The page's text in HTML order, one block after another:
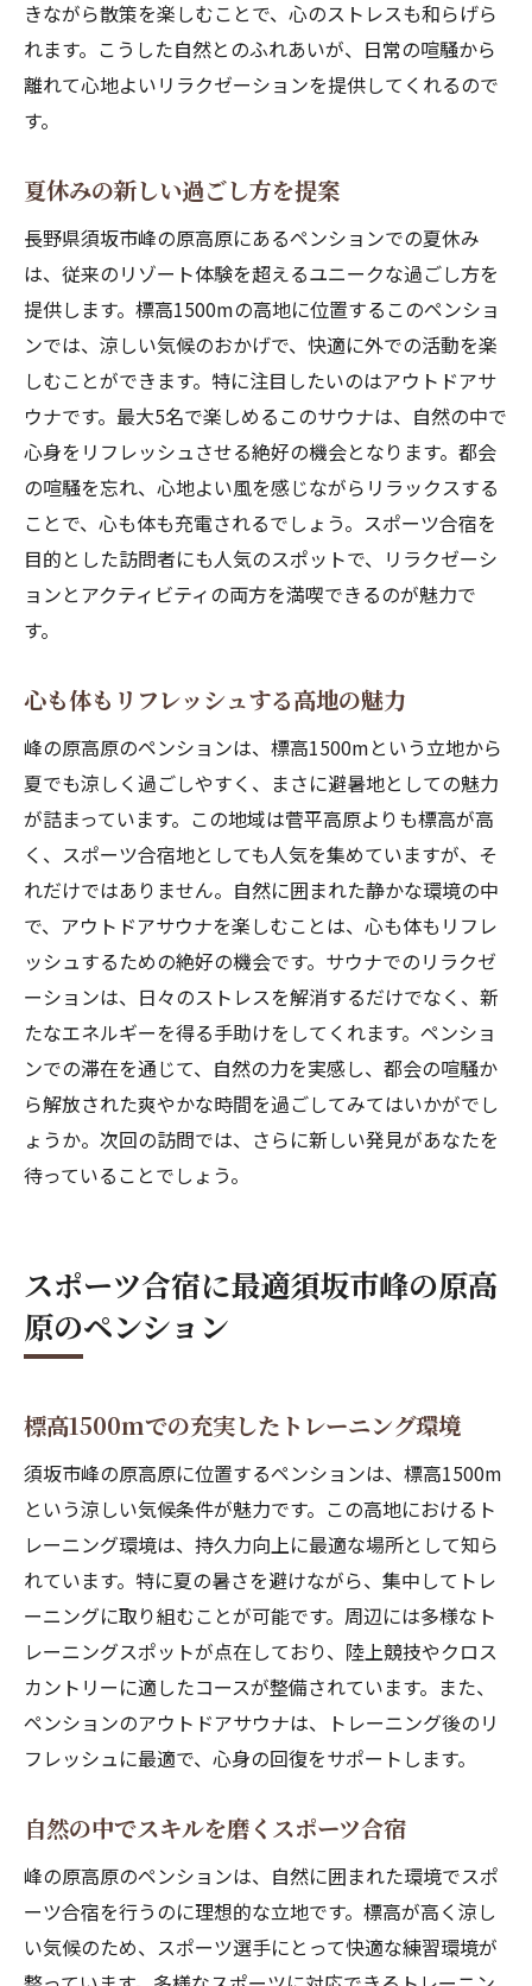
きながら散策を楽しむことで、心のストレスも和らげら
れます。こうした自然とのふれあいが、日常の喧騒から
離れて心地よいリラクゼーションを提供してくれるので
す。
夏休みの新しい過ごし方を提案
長野県須坂市峰の原高原にあるペンションでの夏休み
は、従来のリゾート体験を超えるユニークな過ごし方を
提供します。標高1500mの高地に位置するこのペンショ
ンでは、涼しい気候のおかげで、快適に外での活動を楽
しむことができます。特に注目したいのはアウトドアサ
ウナです。最大5名で楽しめるこのサウナは、自然の中で
心身をリフレッシュさせる絶好の機会となります。都会
の喧騒を忘れ、心地よい風を感じながらリラックスする
ことで、心も体も充電されるでしょう。スポーツ合宿を
目的とした訪問者にも人気のスポットで、リラクゼーシ
ョンとアクティビティの両方を満喫できるのが魅力で
す。
心も体もリフレッシュする高地の魅力
峰の原高原のペンションは、標高1500mという立地から
夏でも涼しく過ごしやすく、まさに避暑地としての魅力
が詰まっています。この地域は菅平高原よりも標高が高
く、スポーツ合宿地としても人気を集めていますが、そ
れだけではありません。自然に囲まれた静かな環境の中
で、アウトドアサウナを楽しむことは、心も体もリフレ
ッシュするための絶好の機会です。サウナでのリラクゼ
ーションは、日々のストレスを解消するだけでなく、新
たなエネルギーを得る手助けをしてくれます。ペンショ
ンでの滞在を通じて、自然の力を実感し、都会の喧騒か
ら解放された爽やかな時間を過ごしてみてはいかがでし
ょうか。次回の訪問では、さらに新しい発見があなたを
待っていることでしょう。
スポーツ合宿に最適須坂市峰の原高
原のペンション
標高1500mでの充実したトレーニング環境
須坂市峰の原高原に位置するペンションは、標高1500m
という涼しい気候条件が魅力です。この高地におけるト
レーニング環境は、持久力向上に最適な場所として知ら
れています。特に夏の暑さを避けながら、集中してトレ
ーニングに取り組むことが可能です。周辺には多様なト
レーニングスポットが点在しており、陸上競技やクロス
カントリーに適したコースが整備されています。また、
ペンションのアウトドアサウナは、トレーニング後のリ
フレッシュに最適で、心身の回復をサポートします。
自然の中でスキルを磨くスポーツ合宿
峰の原高原のペンションは、自然に囲まれた環境でスポ
ーツ合宿を行うのに理想的な立地です。標高が高く涼し
い気候のため、スポーツ選手にとって快適な練習環境が